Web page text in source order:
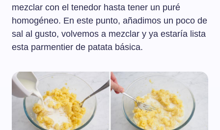
mezclar con el tenedor hasta tener un puré
homogéneo. En este punto, añadimos un poco de
sal al gusto, volvemos a mezclar y ya estaría lista
esta parmentier de patata básica.